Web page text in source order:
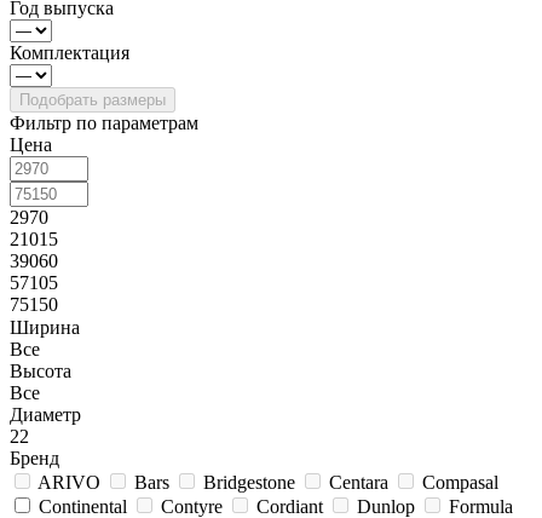
Год выпуска
Комплектация
Фильтр по параметрам
Цена
2970
21015
39060
57105
75150
Ширина
Все
Высота
Все
Диаметр
22
Бренд
ARIVO
Bars Bridgestone Centara
Compasal
Continental
Contyre Cordiant Dunlop
Formula